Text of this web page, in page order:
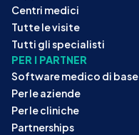
Centri medici
Tutte le visite
Tutti gli specialisti
PER I PARTNER
Software medico di base
Per le aziende
Per le cliniche
Partnerships